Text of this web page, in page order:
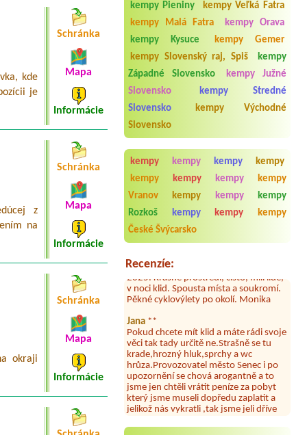
Termín od 2026-07-30 |Camping Belá
Nižné Kamence
14 osoby
Termín od 2026-08-07 |
Autokemping
Kesov
1 místo na stan, dvě dospělé osoby,
el. pripojku
Termín od 2026-07-29 |
Autocamping
1x stan, 2x dospelí, 1x dieťa 15r. na 1
noc
Termín od 2026-07-31 |KEMPING
SLNEČNÉ JAZERÁ
1x místo obytný vůz s přístavbou
stanu, nepotřebujeme elektrické
kempy Pieniny
kempy Veľká Fatra
kempy Malá Fatra
kempy Orava
kempy Kysuce
kempy Gemer
kempy Slovenský raj, Spiš
kempy
Západné Slovensko
kempy Južné
Slovensko
kempy Stredné
Slovensko
kempy Východné
Slovensko
kempy kempy kempy
kempy
kempy
kempy kempy
kempy
Vranov
kempy kempy
kempy
Rozkoš
kempy kempy
kempy
České Švýcarsko
Recenzíe:
Pekne miesto a prijemne prostredie
8/25 odporúčam
Monika*****
Moc pěkný kemp. Byli jsme v září
2025. Krásné prostředí, čisto, milí lidé,
v noci klid. Spousta místa a soukromí.
Pěkné cyklovýlety po okolí. Monika
Pokud chcete mít klid a máte rádi svoje
věci tak tady určitě ne.Strašně se tu
krade,hrozný hluk,sprchy a wc
hrůza.Provozovatel město Senec i po
upozornění se chová arogantně a to
jsme jen chtěli vrátit peníze za pobyt
který jsme museli dopředu zaplatit a
jelikož nás vykratli ,tak jsme jeli dříve
domů a již jsme tam nechtěli
kde
je
Schránka
Mapa
Informácie
z
na
Schránka
Mapa
Informácie
okraji
Schránka
Mapa
Informácie